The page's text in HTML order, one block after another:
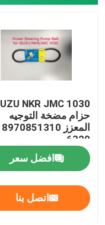
NKR JMC 1030
حزام مضخة التوجيه
المعزز 8970851310
6320
افضل سعر
اتصل بنا